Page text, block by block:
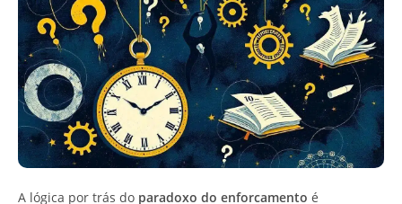
A lógica por trás do paradoxo do enforcamento é